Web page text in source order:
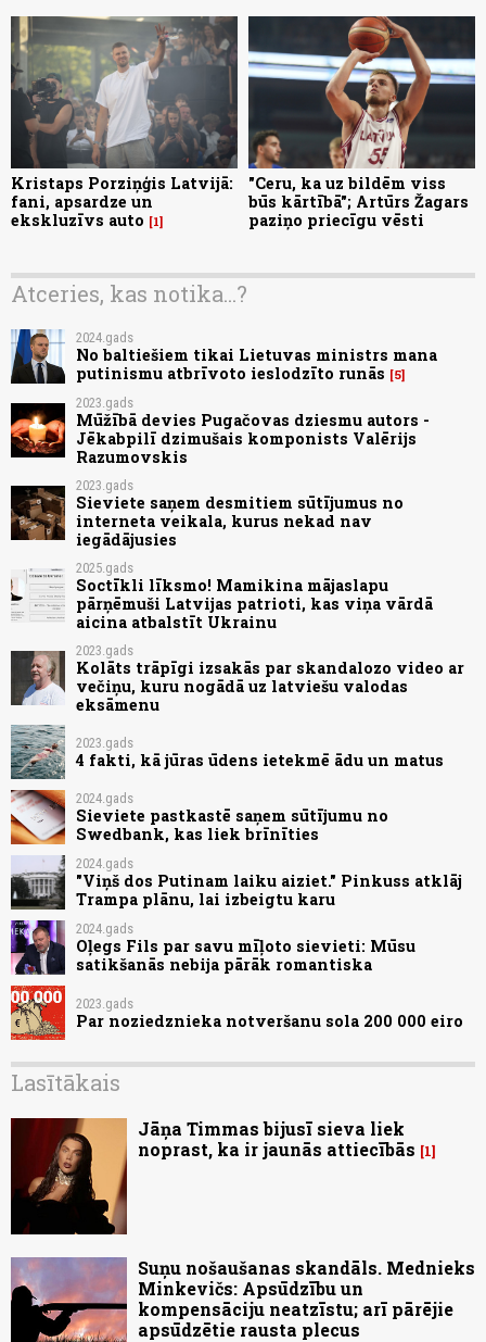
Kristaps Porziņģis Latvijā:
fani, apsardze un
ekskluzīvs auto
1
"Ceru, ka uz bildēm viss
būs kārtībā"; Artūrs Žagars
paziņo priecīgu vēsti
Atceries, kas notika...?
2024.gads
No baltiešiem tikai Lietuvas ministrs mana
putinismu atbrīvoto ieslodzīto runās
5
2023.gads
Mūžībā devies Pugačovas dziesmu autors -
Jēkabpilī dzimušais komponists Valērijs
Razumovskis
2023.gads
Sieviete saņem desmitiem sūtījumus no
interneta veikala, kurus nekad nav
iegādājusies
2025.gads
Soctīkli līksmo! Mamikina mājaslapu
pārņēmuši Latvijas patrioti, kas viņa vārdā
aicina atbalstīt Ukrainu
2023.gads
Kolāts trāpīgi izsakās par skandalozo video ar
večiņu, kuru nogādā uz latviešu valodas
eksāmenu
2023.gads
4 fakti, kā jūras ūdens ietekmē ādu un matus
2024.gads
Sieviete pastkastē saņem sūtījumu no
Swedbank, kas liek brīnīties
2024.gads
"Viņš dos Putinam laiku aiziet." Pinkuss atklāj
Trampa plānu, lai izbeigtu karu
2024.gads
Oļegs Fils par savu mīļoto sievieti: Mūsu
satikšanās nebija pārāk romantiska
2023.gads
Par noziedznieka notveršanu sola 200 000 eiro
Lasītākais
Jāņa Timmas bijusī sieva liek
noprast, ka ir jaunās attiecībās
1
Suņu nošaušanas skandāls. Mednieks
Minkevičs: Apsūdzību un
kompensāciju neatzīstu; arī pārējie
apsūdzētie rausta plecus